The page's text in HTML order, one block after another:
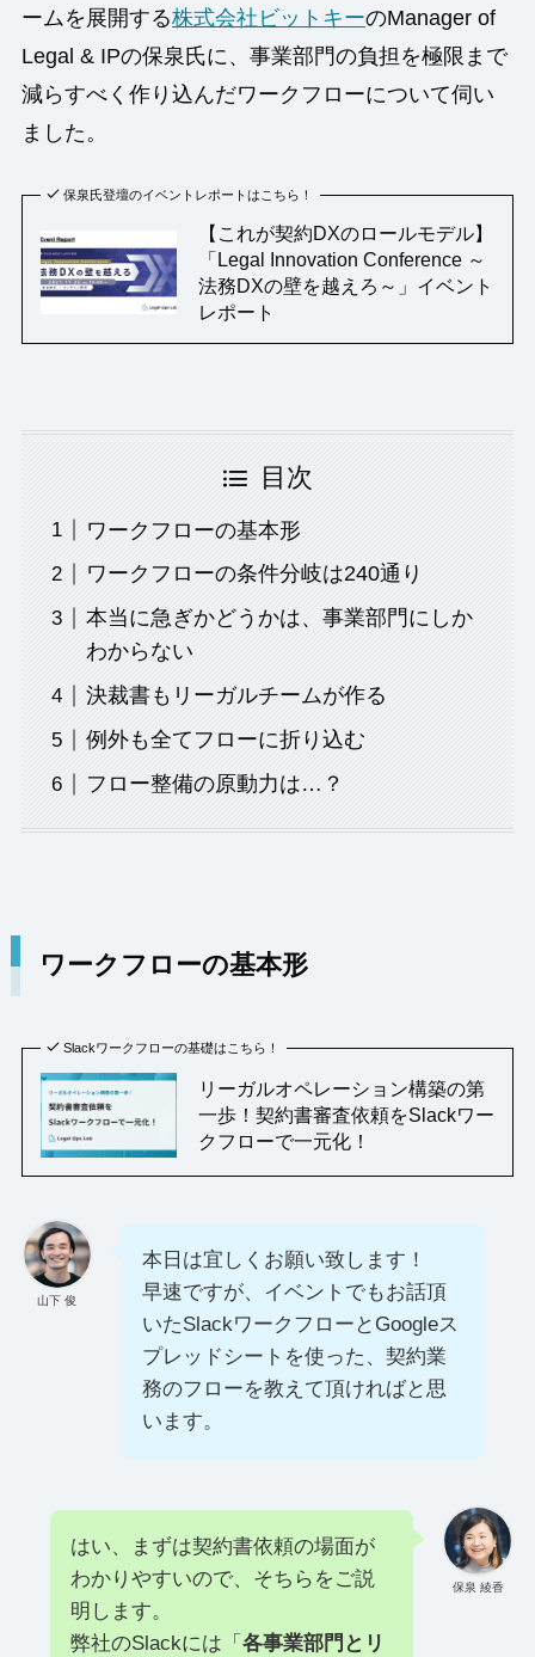
ームを展開する株式会社ビットキーのManager of
Legal & IPの保泉氏に、事業部門の負担を極限まで
減らすべく作り込んだワークフローについて伺い
ました。
保泉氏登壇のイベントレポートはこちら！
【これが契約DXのロールモデル】
「Legal Innovation Conference ～
法務DXの壁を越えろ～」イベント
レポート
目次
ワークフローの基本形
ワークフローの条件分岐は240通り
本当に急ぎかどうかは、事業部門にしか
わからない
決裁書もリーガルチームが作る
例外も全てフローに折り込む
フロー整備の原動力は…？
ワークフローの基本形
Slackワークフローの基礎はこちら！
リーガルオペレーション構築の第
一歩！契約書審査依頼をSlackワー
クフローで一元化！
山下 俊
本日は宜しくお願い致します！
早速ですが、イベントでもお話頂
いたSlackワークフローとGoogleス
プレッドシートを使った、契約業
務のフローを教えて頂ければと思
います。
保泉 綾香
はい、まずは契約書依頼の場面が
わかりやすいので、そちらをご説
明します。
弊社のSlackには「 各事業部門とリ